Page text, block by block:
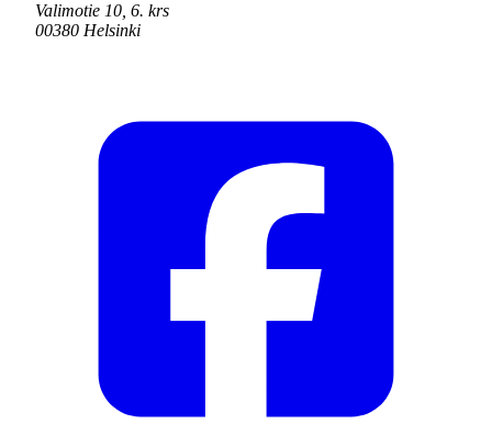
Valimotie 10, 6. krs
00380 Helsinki